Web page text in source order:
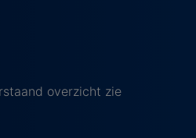
overzicht zie